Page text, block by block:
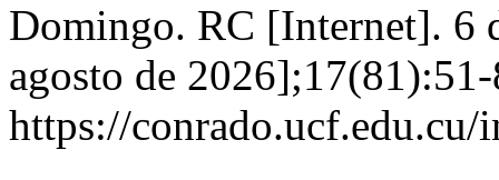
Domingo. RC [Internet]. 6
agosto de
https://